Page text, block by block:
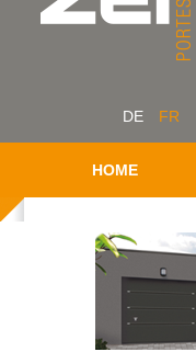
DE FR
HOME